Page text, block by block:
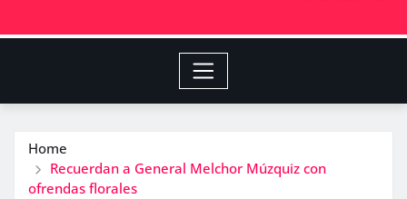
Home
Recuerdan a General Melchor Múzquiz con
ofrendas florales